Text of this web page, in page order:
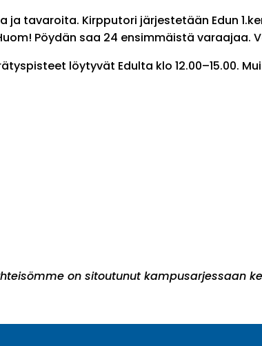
tavaroita. Kirpputori järjestetään Edun
Pöydän saa 24 ensimmäistä varaajaa.
löytyvät Edulta klo 12.00–15.00.
on sitoutunut kampusarjessaan